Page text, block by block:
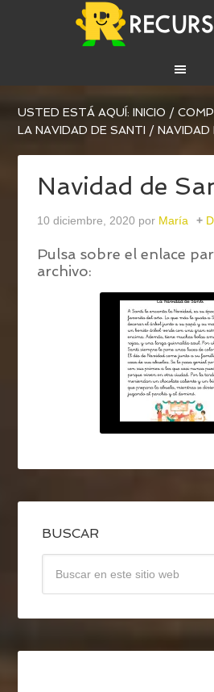
USTED ESTÁ AQUÍ:INICIO /
LA NAVIDAD DE SANTI / NAVIDAD
Navidad de
10 diciembre, 2020 por María
Pulsa sobre el enlace
archivo:
BUSCAR